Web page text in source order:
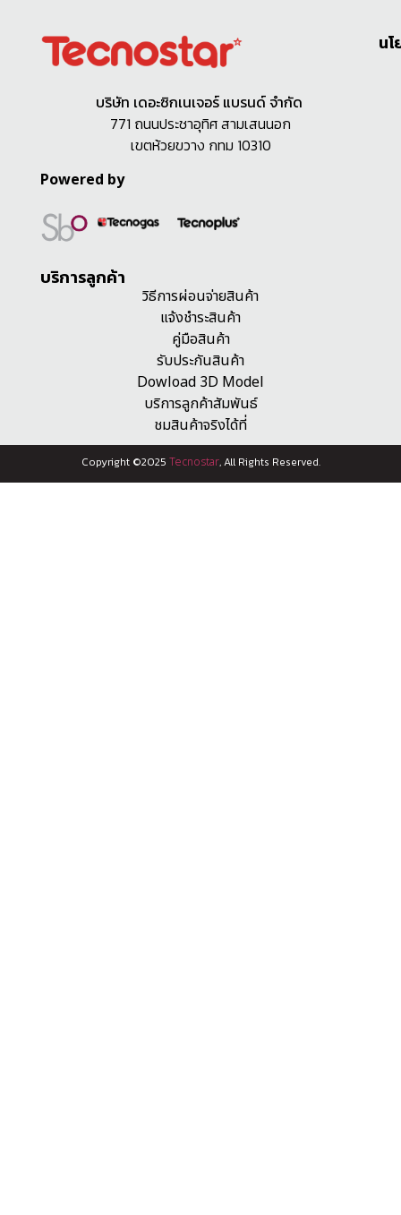
บริษัท เดอะซิกเนเจอร์ แบรนด์ จำกัด
771 ถนนประชาอุทิศ สามเสนนอก
เขตห้วยขวาง กทม 10310
Powered by
บริการลูกค้า
วิธีการผ่อนจ่ายสินค้า
แจ้งชำระสินค้า
คู่มือสินค้า
รับประกันสินค้า
Dowload 3D Model
บริการลูกค้าสัมพันธ์
ชมสินค้าจริงได้ที่
น
Copyright ©2025 Tecnostar, All Rights Reserved.